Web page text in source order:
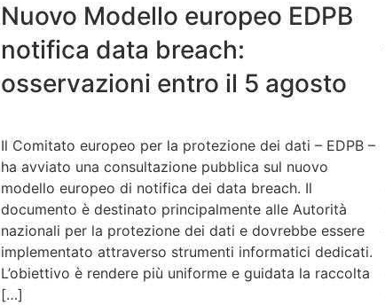
Nuovo Modello europeo EDPB
notifica data breach:
osservazioni entro il 5 agosto
Il Comitato europeo per la protezione dei dati – EDPB –
ha avviato una consultazione pubblica sul nuovo
modello europeo di notifica dei data breach. Il
documento è destinato principalmente alle Autorità
nazionali per la protezione dei dati e dovrebbe essere
implementato attraverso strumenti informatici dedicati.
L’obiettivo è rendere più uniforme e guidata la raccolta
[…]